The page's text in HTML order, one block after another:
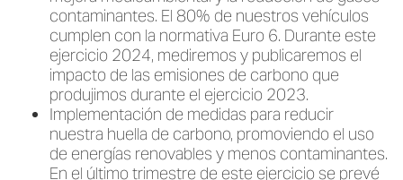
contaminantes. El 80% de nuestros vehículos
cumplen con la normativa Euro 6. Durante este
ejercicio 2024, mediremos y publicaremos el
impacto de las emisiones de carbono que
produjimos durante el ejercicio 2023.
Implementación de medidas para reducir
nuestra huella de carbono, promoviendo el uso
de energías renovables y menos contaminantes.
En el último trimestre de este ejercicio se prevé